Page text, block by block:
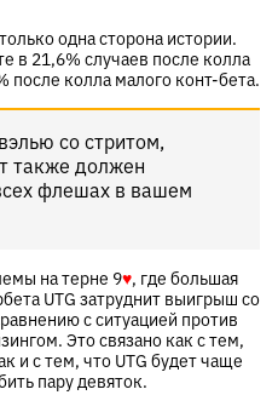
одна сторона истории.
в 21,6% случаев после колла
после колла малого конт-бета.
со стритом,
также должен
флешах в вашем
на терне 9♥, где большая
UTG затруднит выигрыш со
с ситуацией против
Это связано как с тем,
и с тем, что UTG будет чаще
пару девяток.